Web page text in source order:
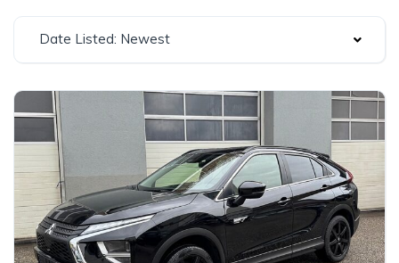
Date Listed: Newest